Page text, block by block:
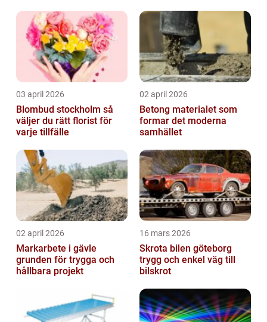
03 april 2026
Blombud stockholm så
väljer du rätt florist för
varje tillfälle
02 april 2026
Betong materialet som
formar det moderna
samhället
02 april 2026
Markarbete i gävle
grunden för trygga och
hållbara projekt
16 mars 2026
Skrota bilen göteborg
trygg och enkel väg till
bilskrot